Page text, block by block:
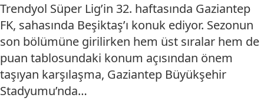
Trendyol Süper Lig’in 32. haftasında Gaziantep
FK, sahasında Beşiktaş’ı konuk ediyor. Sezonun
son bölümüne girilirken hem üst sıralar hem de
puan tablosundaki konum açısından önem
taşıyan karşılaşma, Gaziantep Büyükşehir
Stadyumu’nda…